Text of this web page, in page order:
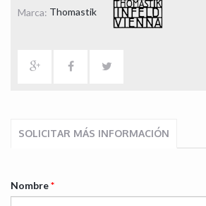
Marca: Thomastik
SOLICITAR MÁS INFORMACIÓN
Nombre*